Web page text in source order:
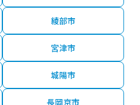
綾部市
宮津市
城陽市
長岡京市